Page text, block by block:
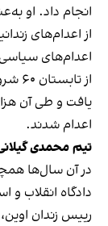
انجام داد. او
از اعدام‌های
اعدام‌های
یافت و طی آن
اعدام شدند.
تیم محمدی
در آن سال‌ها
دادگاه انقلاب و
رییس زندان